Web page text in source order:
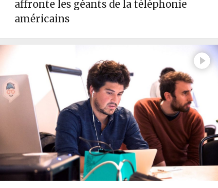
affronte les géants de la téléphonie
américains